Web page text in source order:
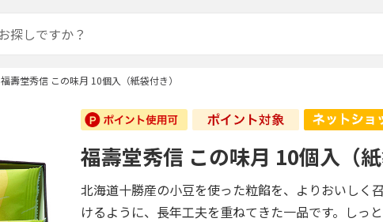
福壽堂秀信 この味月 10個入（紙袋付き）
福壽堂秀信 この味月 10個入（紙
北海道十勝産の小豆を使った粒餡を、よりおいしく
けるように、長年工夫を重ねてきた一品です。しっ